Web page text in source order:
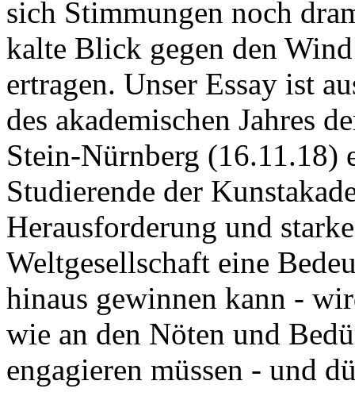
sich Stimmungen noch
kalte Blick gegen den
ertragen. Unser Essay ist
des akademischen Jahres
Stein-Nürnberg (16.11.18)
Studierende der
Herausforderung und
Weltgesellschaft eine
hinaus gewinnen kann -
wie an den Nöten und
engagieren müssen - und